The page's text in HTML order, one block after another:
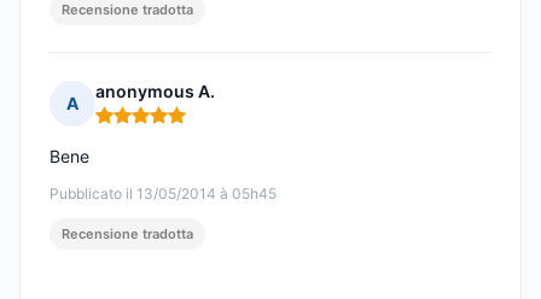
Recensione tradotta
A
anonymous A.
Nota: 5 su 5
Pubblicato il 13/05/2014 à 05h45
Bene
Recensione tradotta